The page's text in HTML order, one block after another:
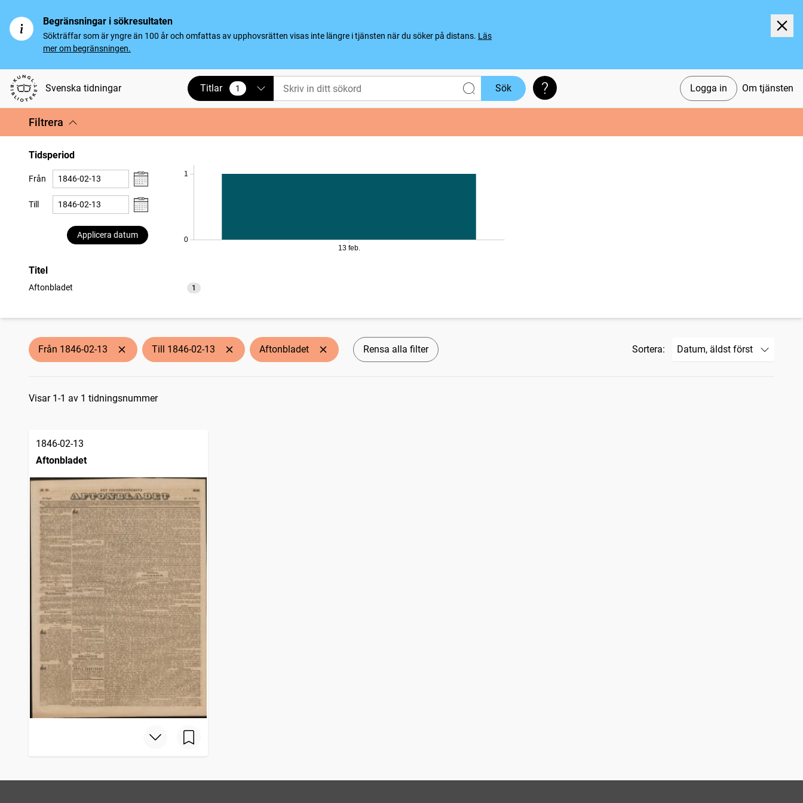
Begränsningar i sökresultaten
Sökträffar som är yngre än 100 år och omfattas av upphovsrätten visas inte längre i tjänsten när du söker på distans. Läs
mer om begränsningen.
Svenska tidningar Logga in Om tjänsten
Titlar 1
vald Sök Söktips
Filtrera
Tidsperiod
Från
Till
Applicera datum
0
1
13 feb.
Titel
Aftonbladet 1
träffar
Från 1846-02-13 Till 1846-02-13 Aftonbladet Rensa alla filter Sortera:
Sökresultat
Visar 1-1 av 1 tidningsnummer
1846-02-13
Aftonbladet